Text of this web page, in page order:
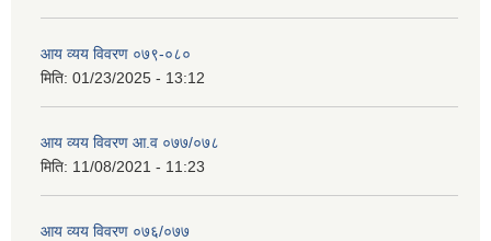
आय व्यय विवरण ०७९-०८०
मिति: 01/23/2025 - 13:12
आय व्यय विवरण आ.व ०७७/०७८
मिति: 11/08/2021 - 11:23
आय व्यय विवरण ०७६/०७७